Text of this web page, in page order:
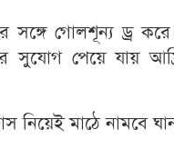
সঙ্গে গোলশূন্য ড্র
সুযোগ পেয়ে যায়
নিয়েই মাঠে নামবে